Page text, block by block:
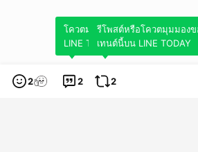
2 2
โควตมุมมองของคุณผ่านคอนเทน
LINE TODAY
2
รีโพสต์หรือโควตมุมมอง
เทนต์นี้บน LINE TODAY